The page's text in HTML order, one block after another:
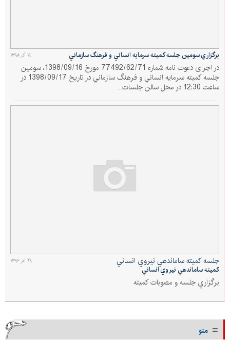
۱۹ آذر ۱۳۹۸ برگزاري سومين جلسه كميته سرمايه انساني و فرهنگ سازماني
در اجرای دعوت نامه شماره 77492/62/71 مورخ 1398/09/16، سومين
جلسه كميته سرمايه انساني و فرهنگ سازماني در تاريخ 1398/09/17 در
ساعت 12:30 در محل سالن جلسات...
۲۹ آذر ۱۳۹۶ جلسه كميته ساماندهي نيروي انساني
كميته ساماندهي نيروي انساني
برگزاري جلسه و مصوبات كميته
منو